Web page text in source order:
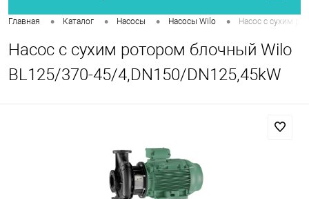
Главная • Каталог • Насосы • Насосы Wilo • Насос с сухим
Насос с сухим ротором блочный Wilo
BL125/370-45/4,DN150/DN125,45kW